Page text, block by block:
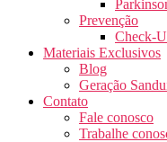
Prevenção
Check-
Materiais Exclusivos
Blog
Geração
Contato
Fale conosco
Trabalhe